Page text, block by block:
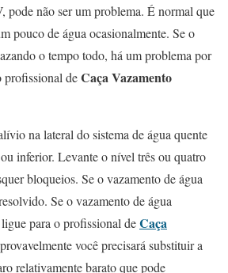
pode não ser um problema. É normal que
pouco de água ocasionalmente. Se o
o tempo todo, há um problema por
profissional deCaça Vazamento
na lateral do sistema de água quente
inferior. Levante o nível três ou quatro
bloqueios. Se o vazamento de água
Se o vazamento de água
para o profissional deCaça
você precisará substituir a
relativamente barato que pode